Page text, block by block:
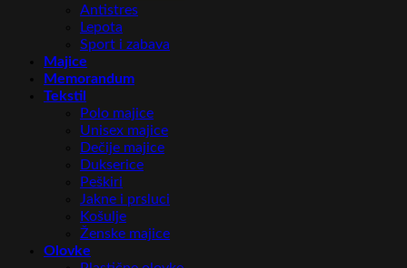
Antistres
Lepota
Sport i zabava
Majice
Memorandum
Tekstil
Polo majice
Unisex majice
Dečije majice
Dukserice
Peškiri
Jakne i prsluci
Košulje
Ženske majice
Olovke